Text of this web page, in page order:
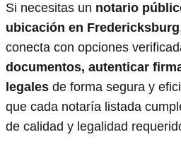
Si necesitas un notario
ubicación en Fredericksburg
conecta con opciones
documentos, autenticar
legales de forma segura y
que cada notaría listada
de calidad y legalidad